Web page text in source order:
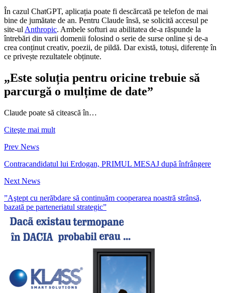
În cazul ChatGPT, aplicația poate fi descărcată pe telefon de mai
bine de jumătate de an. Pentru Claude însă, se solicită accesul pe
site-ul Anthropic. Ambele softuri au abilitatea de-a răspunde la
întrebări din varii domenii folosind o serie de surse online și de-a
crea conținut creativ, poezii, de pildă. Dar există, totuși, diferențe în
ce privește rezultatele obținute.
„Este soluția pentru oricine trebuie să
parcurgă o mulțime de date”
Claude poate să citească în…
Citeşte mai mult
Prev News
Contracandidatul lui Erdogan, PRIMUL MESAJ după înfrângere
Next News
”Aştept cu nerăbdare să continuăm cooperarea noastră strânsă,
bazată pe parteneriatul strategic”